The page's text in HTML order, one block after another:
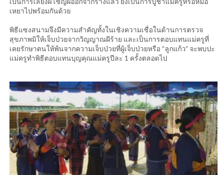
เหยาไปพร้อมกันด้วย
พิธีแซงสนามจึงมีความสำคัญทั้งในเชิงความเชื่อในด้านการตรวจ
สุขภาพมิให้เจ็บป่วยจากวิญญาณผีร้าย และเป็นการตอบแทนแม่ครูที่
เคยรักษาตนให้พ้นจากความเจ็บป่วยที่ผู้เจ็บป่วยหรือ “ลูกแก้ว” จะพบปะ
แม่ครูทำพิธีตอบแทนบุญคุณแม่ครูปีละ 1 ครั้งตลอดไป